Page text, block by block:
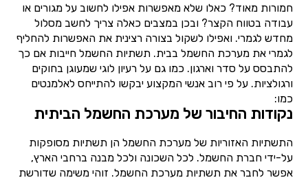
חמורות מאוד? כאלו שלא מאפשרות אפילו לחשוב על מגורים או
עבודה בטווח הקצר? ובכן במצבים כאלה צריך לחשב מסלול
מחדש לגמרי. ואפילו לשקול בצורה רצינית את האפשרות להחליף
לגמרי את מערכת החשמל בבית. תשתיות החשמל חייבות אם כך
להתבסס על סדר וארגון. כמו גם על רעיון לוגי שמעוגן בחוקים
ורגולציות. על פי רוב אנשי המקצוע יבקשו להתייחס לאלמנטים
כמו:
נקודות החיבור של מערכת החשמל הביתית
התשתיות האזוריות של מערכת החשמל הן תשתיות מסופקות
על-ידי חברת החשמל. לכל השכונה ולכל מבנה ברחבי הארץ,
אפשר לחבר את תשתיות מערכת החשמל. זוהי משימה שדורשת